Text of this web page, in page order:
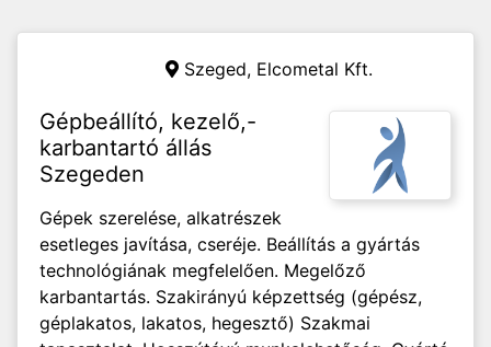
Szeged, Elcometal Kft.
Gépbeállító, kezelő,-
karbantartó állás
Szegeden
Gépek szerelése, alkatrészek
esetleges javítása, cseréje. Beállítás a gyártás
technológiának megfelelően. Megelőző
karbantartás. Szakirányú képzettség (gépész,
géplakatos, lakatos, hegesztő) Szakmai